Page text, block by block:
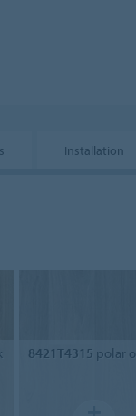
Installation
8421T4315 polar